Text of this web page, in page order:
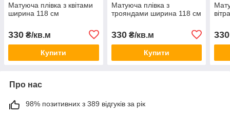
Матуюча плівка з квітами
ширина 118 см
330 ₴/кв.м
Купити
Матуюча плівка з
трояндами ширина 118 см
330₴/кв.м
Купити
330
Про нас
98% позитивних з 389 відгуків за рік